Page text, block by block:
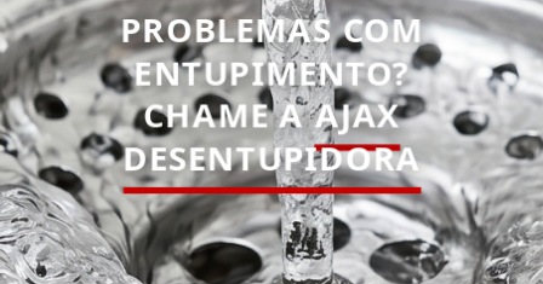
PROBLEMAS COM
ENTUPIMENTO?
CHAME AAJAX
DESENTUPIDORA